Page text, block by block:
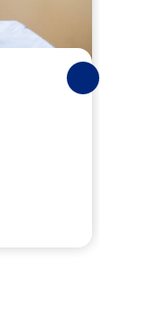
Suivantes